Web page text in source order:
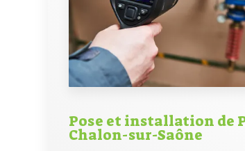
Pose et installation de
Chalon-sur-Saône